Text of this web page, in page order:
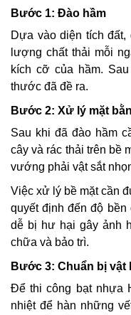
Bước 1: Đào hầm
Dựa vào diện tích đất,
lượng chất thải mỗi
kích cỡ của hầm.
thước đã đề ra.
Bước 2: Xử lý mặt
Sau khi đã đào hầm
cây và rác thải trên bề
vướng phải vật sắt
Việc xử lý bề mặt cần
quyết định đến độ
dễ bị hư hại gây ảnh
chữa và bảo trì.
Bước 3: Chuẩn bị
Để thi công bạt nhựa
nhiệt để hàn những